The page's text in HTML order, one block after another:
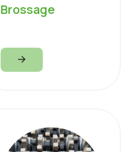
Brossage